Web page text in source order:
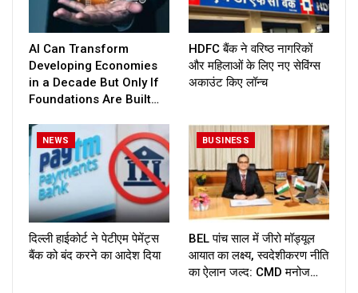
AI Can Transform
Developing Economies
in a Decade But Only If
Foundations Are Built…
HDFC बैंक ने वरिष्ठ नागरिकों
और महिलाओं के लिए नए सेविंग्स
अकाउंट किए लॉन्च
NEWS
दिल्ली हाईकोर्ट ने पेटीएम पेमेंट्स
बैंक को बंद करने का आदेश दिया
BUSINESS
BEL पांच साल में जीरो मॉड्यूल
आयात का लक्ष्य, स्वदेशीकरण नीति
का ऐलान जल्द: CMD मनोज…